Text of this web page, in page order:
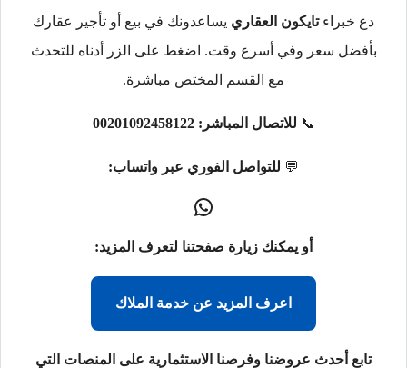
دع خبراءتايكون العقاري يساعدونك في بيع أو تأجير عقارك
بأفضل سعر وفي أسرع وقت. اضغط على الزر أدناه للتحدث
مع القسم المختص مباشرة.
📞 للاتصال المباشر: 00201092458122
💬 للتواصل الفوري عبر واتساب:
أو يمكنك زيارة صفحتنا لتعرف المزيد:
اعرف المزيد عن خدمة الملاك
تابع أحدث عروضنا وفرصنا الاستثمارية على المنصات التي